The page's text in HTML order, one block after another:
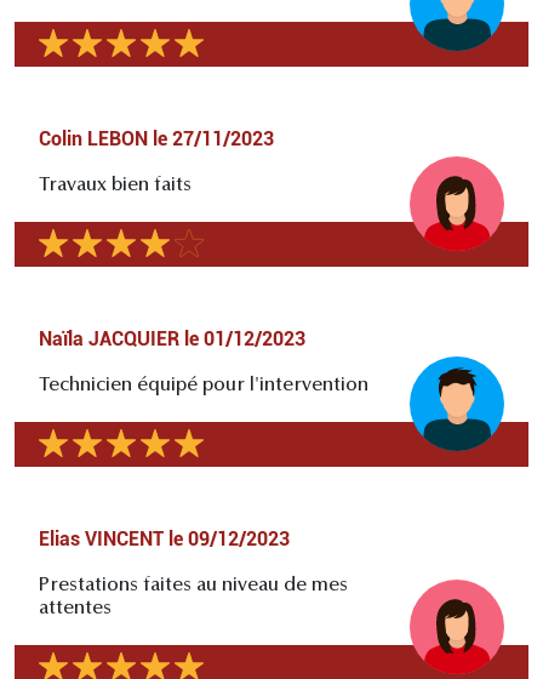
Colin LEBON le 27/11/2023
Travaux bien faits
Naïla JACQUIER le 01/12/2023
Technicien équipé pour l'intervention
Elias VINCENT le 09/12/2023
Prestations faites au niveau de mes
attentes